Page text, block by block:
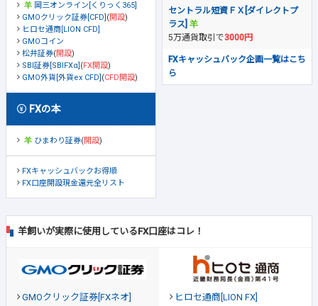
岡三オンライン[くりっく365]
GMOクリック証券[CFD] (開設)
ヒロセ通商[LION CFD]
GMOコイン
松井証券(開設)
SBI証券[SBIFXα] (FX開設)
GMO外貨[外貨ex CFD] (CFD開設)
FXの本
ひまわり証券(開設)
FXキャッシュバックお得順
FX口座開設現金還元全リスト
セントラル短資ＦＸ[ダイレクトプ
ラス]
5万通貨取引で3000円
FXキャッシュバック企画一覧はこち
ら
羊飼いが実際に使用しているFX口座はコレ！
GMOクリック証券[FXネオ] ヒロセ通商[LION FX]